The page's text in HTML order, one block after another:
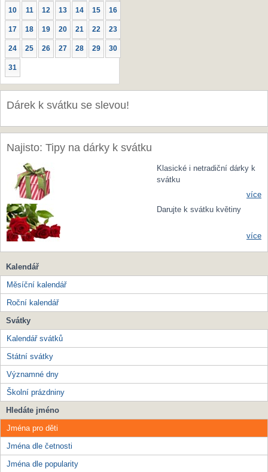
10 11 12 13 14 15 16
17 18 19 20 21 22 23
24 25 26 27 28 29 30
31
Dárek k svátku se slevou!
Najisto: Tipy na dárky k svátku
Klasické i netradiční dárky k
svátku
více
Darujte k svátku květiny
více
Kalendář
Měsíční kalendář
Roční kalendář
Svátky
Kalendář svátků
Státní svátky
Významné dny
Školní prázdniny
Hledáte jméno
Jména pro děti
Jména dle četnosti
Jména dle popularity